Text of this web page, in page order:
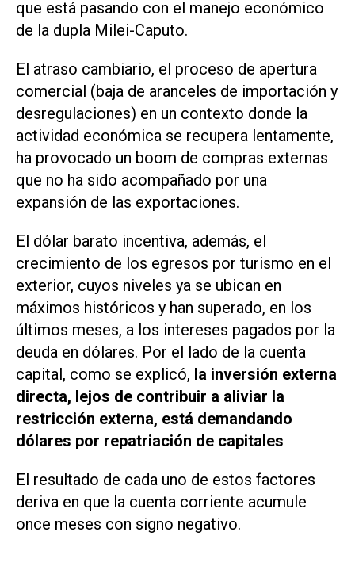
que está pasando con el manejo económico
de la dupla Milei-Caputo.
El atraso cambiario, el proceso de apertura
comercial (baja de aranceles de importación y
desregulaciones) en un contexto donde la
actividad económica se recupera lentamente,
ha provocado un boom de compras externas
que no ha sido acompañado por una
expansión de las exportaciones.
El dólar barato incentiva, además, el
crecimiento de los egresos por turismo en el
exterior, cuyos niveles ya se ubican en
máximos históricos y han superado, en los
últimos meses, a los intereses pagados por la
deuda en dólares. Por el lado de la cuenta
capital, como se explicó, la inversión externa
directa, lejos de contribuir a aliviar la
restricción externa, está demandando
dólares por repatriación de capitales
El resultado de cada uno de estos factores
deriva en que la cuenta corriente acumule
once meses con signo negativo.